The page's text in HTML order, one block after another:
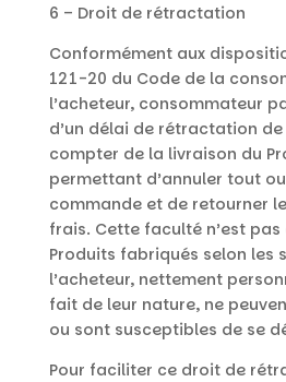
6 – Droit de rétractation
Conformément aux
121-20 du Code de la
l’acheteur, consommateur
d’un délai de rétractation
compter de la livraison du
permettant d’annuler tout
commande et de retourner
frais. Cette faculté n’est
Produits fabriqués selon les
l’acheteur, nettement
fait de leur nature, ne
ou sont susceptibles de se
Pour faciliter ce droit de